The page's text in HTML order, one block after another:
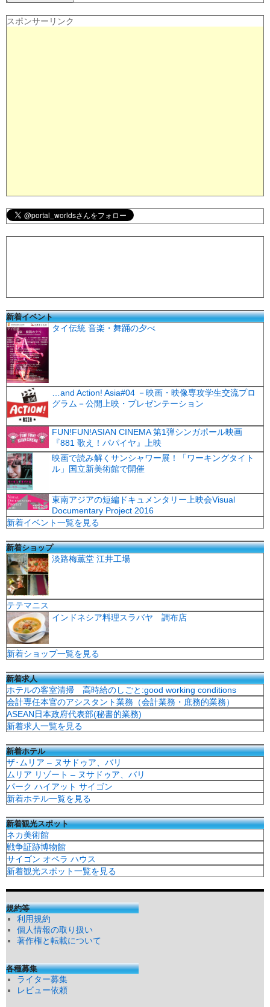
スポンサーリンク
新着イベント
タイ伝統 音楽・舞踊の夕べ
…and Action! Asia#04 －映画・映像専攻学生交流プロ
グラム－公開上映・プレゼンテーション
FUN!FUN!ASIAN CINEMA 第1弾シンガポール映画
『881 歌え！パパイヤ』上映
映画で読み解くサンシャワー展！「ワーキングタイト
ル」国立新美術館で開催
東南アジアの短編ドキュメンタリー上映会Visual
Documentary Project 2016
新着イベント一覧を見る
新着ショップ
淡路梅薫堂 江井工場
テテマニス
インドネシア料理スラバヤ 調布店
新着ショップ一覧を見る
新着求人
ホテルの客室清掃 高時給のしごと:good working conditions
会計専任本官のアシスタント業務（会計業務・庶務的業務）
ASEAN日本政府代表部(秘書的業務)
新着求人一覧を見る
新着ホテル
ザ･ムリア – ヌサドゥア、バリ
ムリア リゾート – ヌサドゥア、バリ
パーク ハイアット サイゴン
新着ホテル一覧を見る
新着観光スポット
ネカ美術館
戦争証跡博物館
サイゴン オペラ ハウス
新着観光スポット一覧を見る
規約等
利用規約
個人情報の取り扱い
著作権と転載について
各種募集
ライター募集
レビュー依頼